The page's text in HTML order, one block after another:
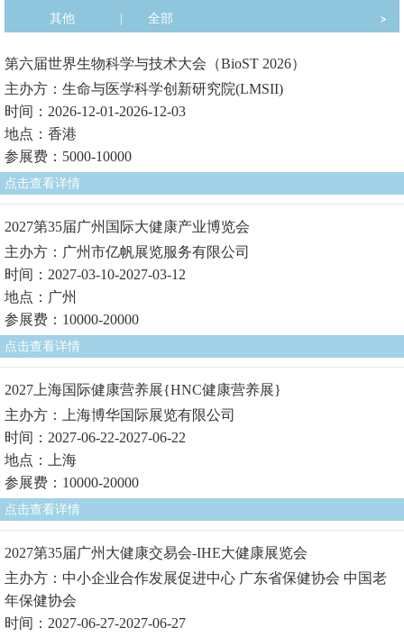
其他
全部
第六届世界生物科学与技术大会（BioST 2026）
主办方：生命与医学科学创新研究院(LMSII)
时间：2026-12-01-2026-12-03
地点：香港
参展费：5000-10000
点击查看详情
2027第35届广州国际大健康产业博览会
主办方：广州市亿帆展览服务有限公司
时间：2027-03-10-2027-03-12
地点：广州
参展费：10000-20000
点击查看详情
2027上海国际健康营养展{HNC健康营养展}
主办方：上海博华国际展览有限公司
时间：2027-06-22-2027-06-22
地点：上海
参展费：10000-20000
点击查看详情
2027第35届广州大健康交易会-IHE大健康展览会
主办方：中小企业合作发展促进中心 广东省保健协会 中国老
年保健协会
时间：2027-06-27-2027-06-27